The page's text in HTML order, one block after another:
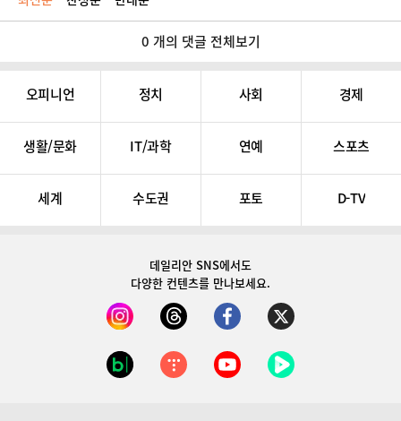
0 개의 댓글 전체보기
오피니언 정치 사회 경제
생활/문화 IT/과학 연예 스포츠
세계 수도권 포토 D-TV
데일리안 SNS에서도
다양한 컨텐츠를 만나보세요.